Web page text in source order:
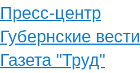
Пресс-центр
Губернские вести
Газета "Труд"